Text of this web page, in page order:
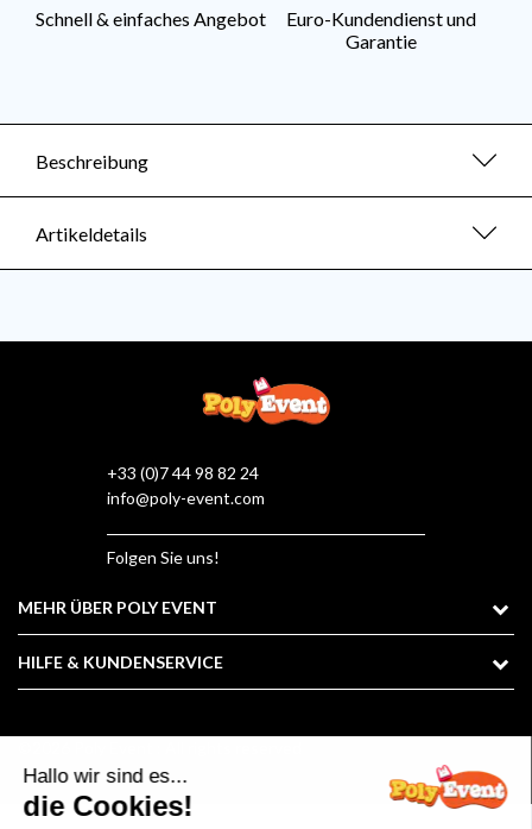
Schnell & einfaches Angebot
Euro-Kundendienst und
Garantie
Beschreibung
Artikeldetails
+33 (0)7 44 98 82 24
info@poly-event.com
Folgen Sie uns!
MEHR ÜBER POLY EVENT
HILFE & KUNDENSERVICE